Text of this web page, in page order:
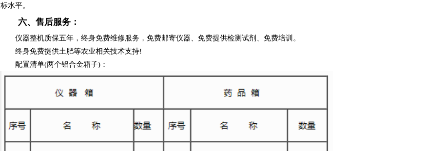
标水平。
六、售后服务：
仪器整机质保五年，终身免费维修服务，免费邮寄仪器、免费提供检测试剂、免费培训。
终身免费提供土肥等农业相关技术支持!
配置清单(两个铝合金箱子)：